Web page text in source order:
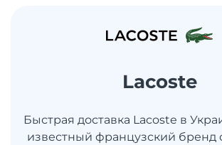
Lacoste
Быстрая доставка Lacoste в
известный французский бренд